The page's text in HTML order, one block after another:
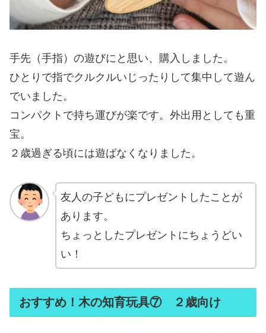
手先（手指）の遊びにと思い、購入しました。
ひとりで指でクルクルいじったりして集中して遊ん
でいました。
コンパクトで持ち運びが楽です。外出用としても重
宝。
２歳過ぎる頃には遊ばなくなりました。
友人の子どもにプレゼントしたことが
あります。
ちょっとしたプレゼントにちょうどい
い！
おすすめ！木の知育玩具⑦ ２歳向け